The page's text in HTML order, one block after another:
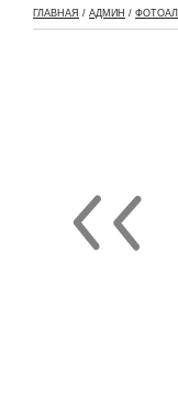
ГЛАВНАЯ / АДМИН /